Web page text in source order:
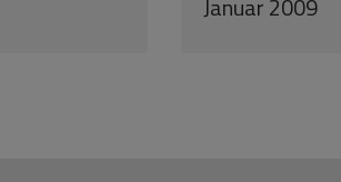
Januar 2009